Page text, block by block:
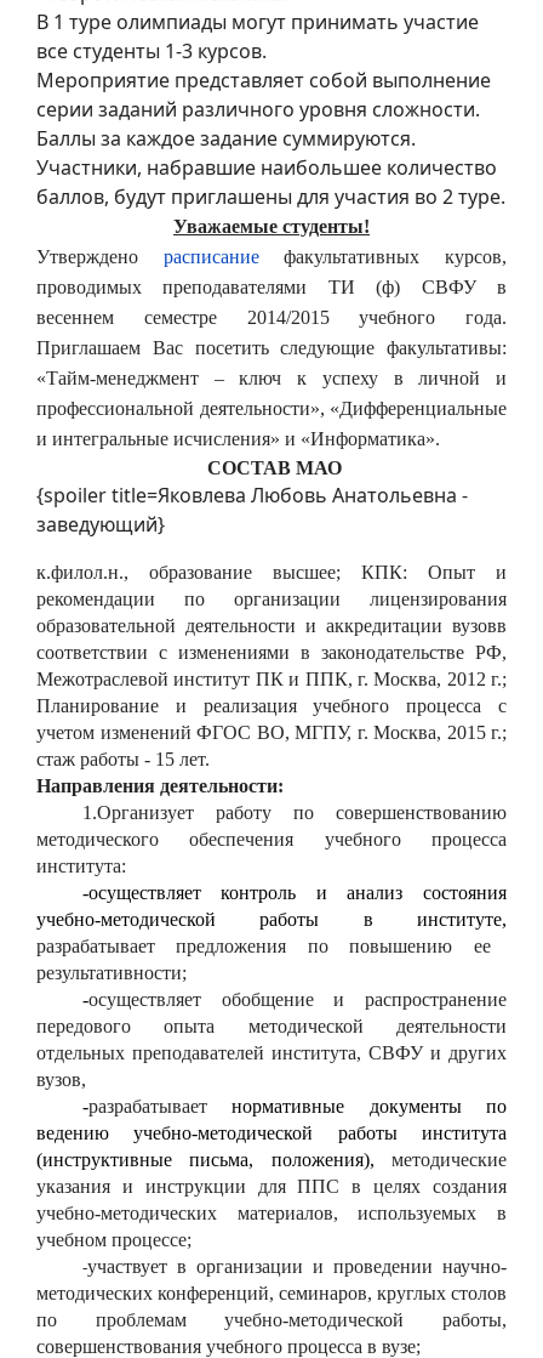
В 1 туре олимпиады могут принимать участие
все студенты 1-3 курсов.
Мероприятие представляет собой выполнение
серии заданий различного уровня сложности.
Баллы за каждое задание суммируются.
Участники, набравшие наибольшее количество
баллов, будут приглашены для участия во 2 туре.
Уважаемые студенты!
Утверждено расписаниефакультативных курсов,
проводимых преподавателями ТИ (ф) СВФУ в
весеннем семестре 2014/2015 учебного года.
Приглашаем Вас посетить следующие факультативы:
«Тайм-менеджмент – ключ к успеху в личной и
профессиональной деятельности», «Дифференциальные
и интегральные исчисления» и «Информатика».
СОСТАВ МАО
{spoiler title=Яковлева Любовь Анатольевна -
заведующий}
к.филол.н., образование высшее; КПК: Опыт и
рекомендации по организации лицензирования
образовательной деятельности и аккредитации вузовв
соответствии с изменениями в законодательстве РФ,
Межотраслевой институт ПК и ППК, г. Москва, 2012 г.;
Планирование и реализация учебного процесса с
учетом изменений ФГОС ВО, МГПУ, г. Москва, 2015 г.;
стаж работы - 15 лет.
Направления деятельности:
1.Организует работу по совершенствованию
методического обеспечения учебного процесса
института:
-осуществляет контроль и анализ состояния
учебно-методической работы в институте,
разрабатываетпредложения по повышению ее
результативности;
-осуществляет обобщение и распространение
передового опыта методической деятельности
отдельных преподавателей института, СВФУ и других
вузов,
-разрабатываетнормативные документы по
ведению учебно-методической работы института
(инструктивные письма, положения), методические
указания и инструкции для ППС в целях создания
учебно-методических материалов, используемых в
учебном процессе;
-участвует в организации и проведении научно-
методических конференций, семинаров, круглых столов
по проблемам учебно-методической работы,
совершенствования учебного процесса в вузе;